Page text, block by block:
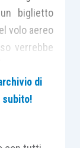
biglietto
volo aereo
verrebbe
viaggi,
di
subito!